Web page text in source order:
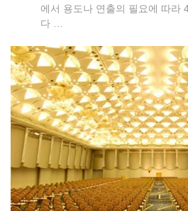
에서 용도나 연출의 필요에 따라
다 …